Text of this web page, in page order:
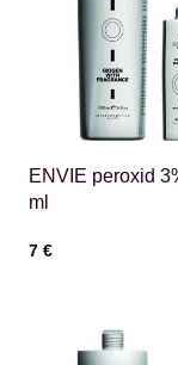
ENVIE peroxid
ml
Cena s DPH
7 €